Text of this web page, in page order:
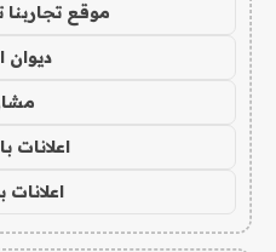
موقع تجاربنا
ديوان
اعلانات
اعلانات